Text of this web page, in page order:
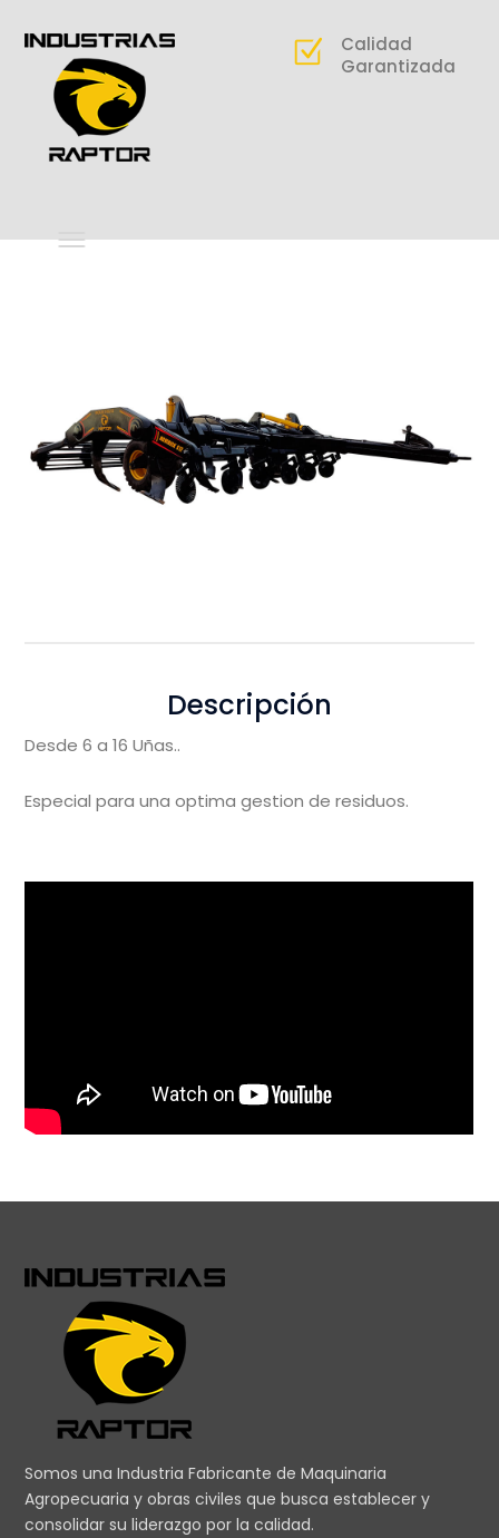
Calidad
Garantizada
Descripción
Desde 6 a 16 Uñas..
Especial para una optima gestion de residuos.
Somos una Industria Fabricante de Maquinaria
Agropecuaria y obras civiles que busca establecer y
consolidar su liderazgo por la calidad.